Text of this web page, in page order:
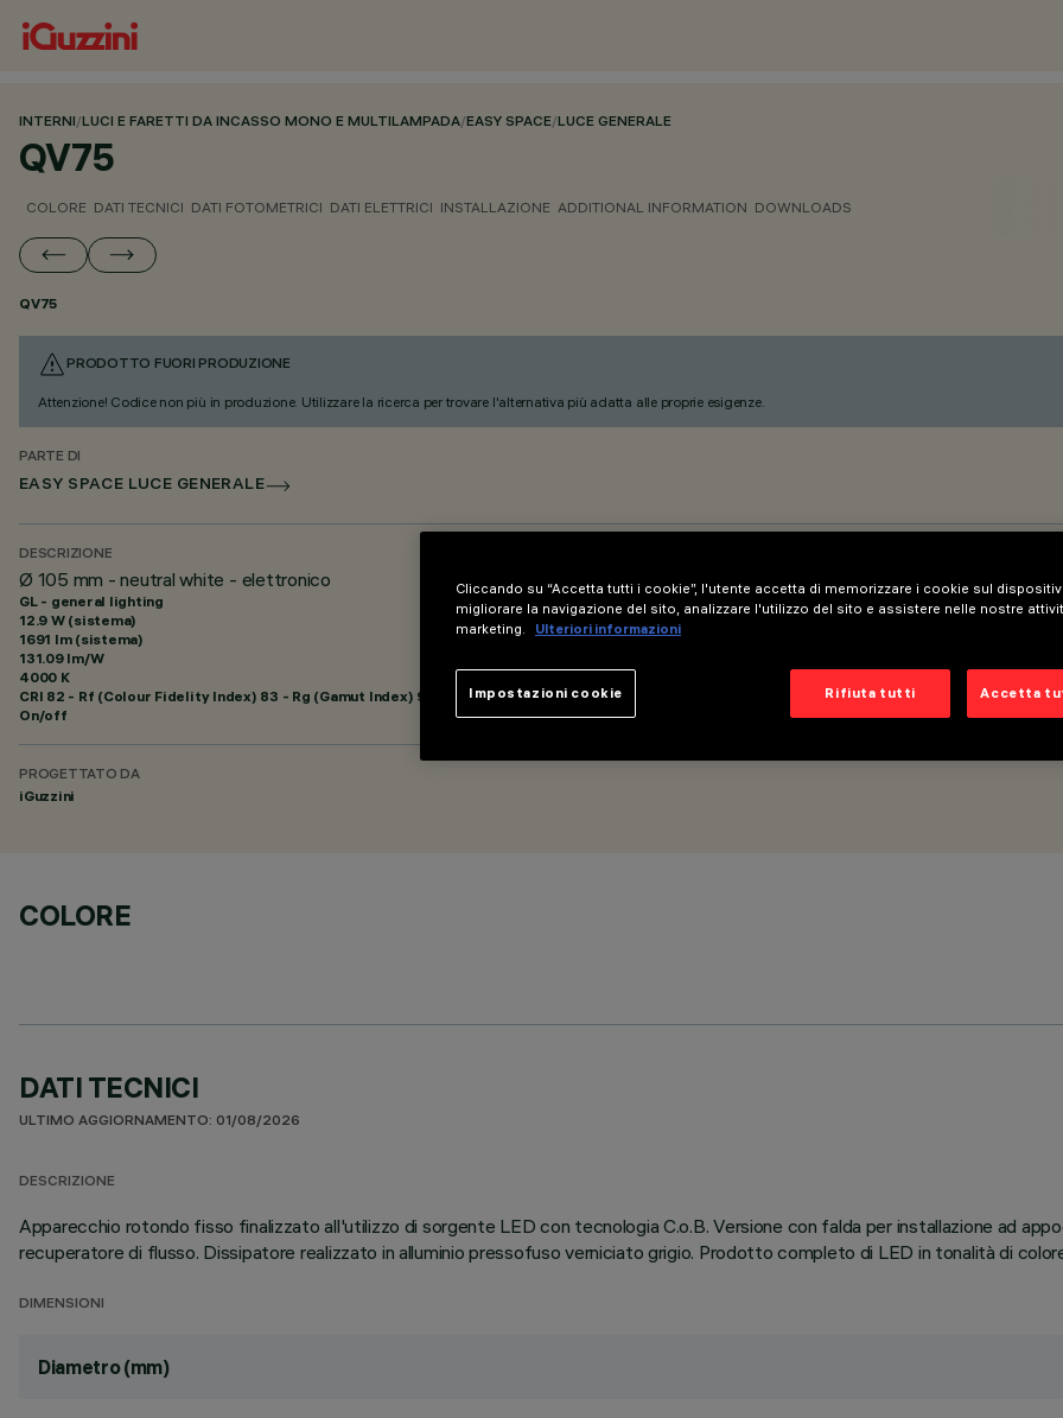
INTERNI/LUCI E FARETTI DA INCASSO MONO E MULTILAMPADA/EASY SPACE/LUCE GENERALE
QV75
COLORE DATI TECNICI DATI FOTOMETRICI DATI ELETTRICI INSTALLAZIONE ADDITIONAL INFORMATION DOWNLOADS
QV75
PRODOTTO FUORI PRODUZIONE
Attenzione! Codice non più in produzione. Utilizzare la ricerca per trovare l'alternativa più adatta alle proprie esigenze.
PARTE DI
EASY SPACE LUCE GENERALE
DESCRIZIONE
Ø 105 mm - neutral white - elettronico
GL - general lighting
12.9 W (sistema)
1691 lm (sistema)
131.09 lm/W
4000 K
CRI 82 - Rf (Colour Fidelity Index) 83 - Rg (Gamut Index) 94
On/off
PROGETTATO DA
iGuzzini
COLORE
DATI TECNICI
ULTIMO AGGIORNAMENTO: 01/08/2026
DESCRIZIONE
Apparecchio rotondo fisso finalizzato all'utilizzo di sorgente LED con tecnologia C.o.B. Versione con falda per installazione ad
recuperatore di flusso. Dissipatore realizzato in alluminio pressofuso verniciato grigio. Prodotto completo di LED in tonalità di
DIMENSIONI
Diametro (mm)
Cliccando su “Accetta tutti i cookie”, l'utente accetta di memorizzare i cookie sul
migliorare la navigazione del sito, analizzare l'utilizzo del sito e assistere nelle nostre
marketing.
Ulteriori informazioni
Rifiuta tutti Accetta
Impostazioni cookie